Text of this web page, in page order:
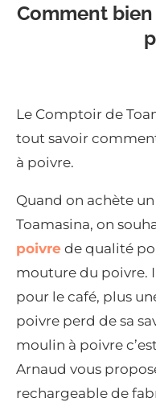
Comment
Le Comptoir de
tout savoir
à poivre.
Quand on achète
Toamasina, on
poivre de qualité
mouture du poivre.
pour le café, plus
poivre perd de sa
moulin à poivre
Arnaud vous
rechargeable de